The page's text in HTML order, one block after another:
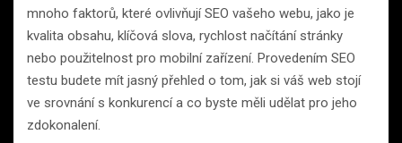
mnoho faktorů, které ovlivňují SEO vašeho webu, jako je
kvalita obsahu, klíčová slova, rychlost načítání stránky
nebo použitelnost pro mobilní zařízení. Provedením SEO
testu budete mít jasný přehled o tom, jak si váš web stojí
ve srovnání s konkurencí a co byste měli udělat pro jeho
zdokonalení.